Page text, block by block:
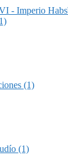
- Imperio
(1)
(1)